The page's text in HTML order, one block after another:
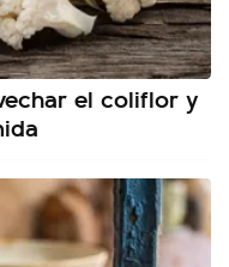
el coliflor y